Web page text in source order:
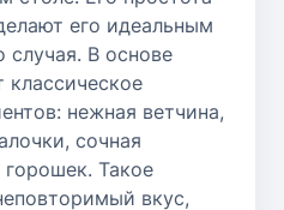
его идеальным
В основе
классическое
нежная ветчина,
сочная
Такое
вкус,